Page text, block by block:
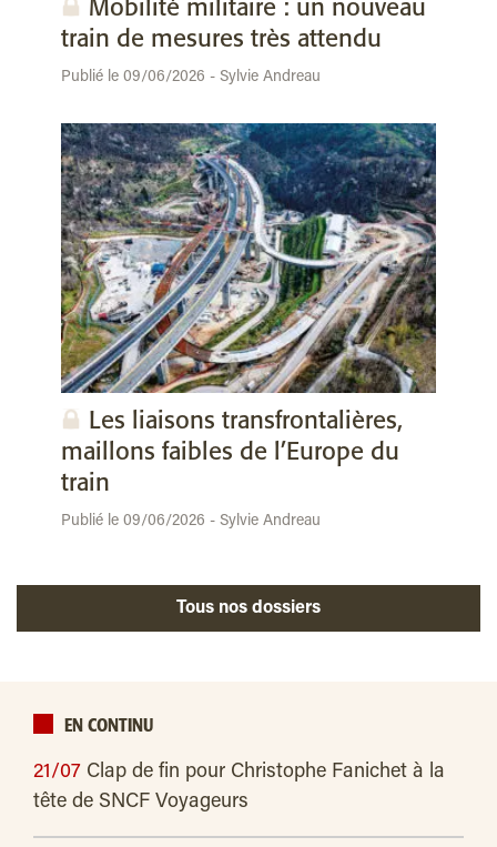
Mobilité militaire : un nouveau
train de mesures très attendu
Publié le 09/06/2026 - Sylvie Andreau
Les liaisons transfrontalières,
maillons faibles de l’Europe du
train
Publié le 09/06/2026 - Sylvie Andreau
Tous nos dossiers
EN CONTINU
21/07 Clap de fin pour Christophe Fanichet à la
tête de SNCF Voyageurs